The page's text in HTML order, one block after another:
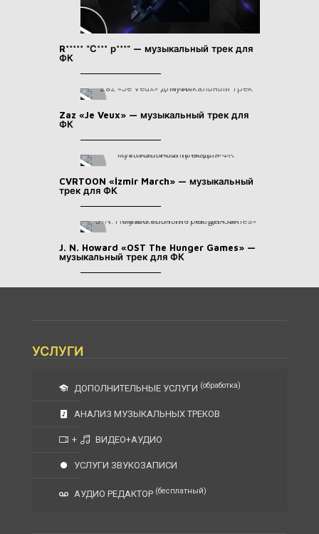
R***** "С*** р***" — музыкальный трек для
ФК
Zaz «Je Veux» — музыкальный трек для
ФК
CVRTOON «İzmir March» — музыкальный
трек для ФК
J. N. Howard «OST The Hunger Games» —
музыкальный трек для ФК
УСЛУГИ
ДОПОЛНИТЕЛЬНЫЕ УСЛУГИ (обработка)
АНАЛИЗ МУЗЫКАЛЬНЫХ ТРЕКОВ
+ ВИДЕО+АУДИО
УСЛУГИ ЗВУКОЗАПИСИ
АУДИО РЕДАКТОР (бесплатный)